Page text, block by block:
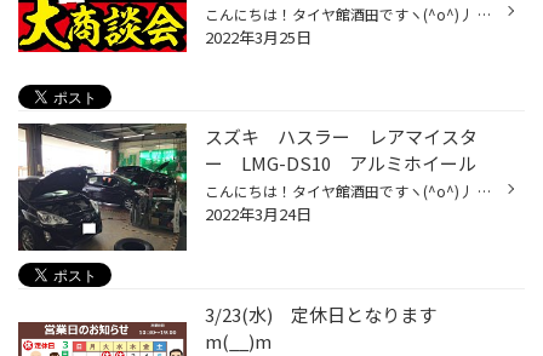
こんにちは！タイヤ館酒田ですヽ(^o^)丿 本日も皆様 ご来店誠にありがとうございます！！！！！ 只今好評開催中の【春のタイヤ大商談会】もいよいよラスト5日となりますΣ(ﾟДﾟ) 交換を検討中の方は 是非この機会にタイヤ館酒田へお立ち寄りください!(^^)! サイズが合えばお得な在庫処分も同時開催中...
2022年3月25日
スズキ ハスラー レアマイスタ
ー LMG-DS10 アルミホイール
こんにちは！タイヤ館酒田ですヽ(^o^)丿 只今【春のタイヤ大商談会】好評開催中♪ 本日も大変多くの皆様のご来店誠にありがとうございます！！ 開店からPITはいっぱいに!(^^)! お待ち頂いた皆様 申し訳ありませんでしたm(__)m さて本日ご紹介させていただくのは スズキ ハスラーのアルミホイール♪ レ...
2022年3月24日
3/23(水) 定休日となります
m(__)m